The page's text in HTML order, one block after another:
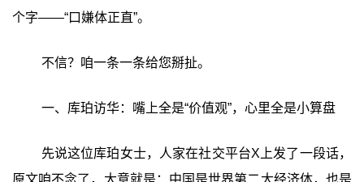
个字——“口嫌体正直”。
不信？咱一条一条给您掰扯。
一、库珀访华：嘴上全是“价值观”，心里全是小算盘
先说这位库珀女士，人家在社交平台X上发了一段话，
原文咱不念了，大意就是：中国是世界第二大经济体，也是